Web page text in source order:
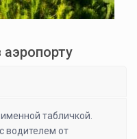
аэропорту
табличкой.
водителем от